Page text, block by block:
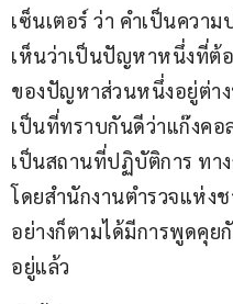
เซ็นเตอร์ ว่า คำเป็นควา
เห็นว่าเป็นปัญหาหนึ่งที่ต้
ของปัญหาส่วนหนึ่งอยู่ต่า
เป็นที่ทราบกันดีว่าแก๊งคอ
เป็นสถานที่ปฏิบัติการ ทา
โดยสำนักงานตำรวจแห่ง
อย่างก็ตามได้มีการพูดคุ
อยู่แล้ว